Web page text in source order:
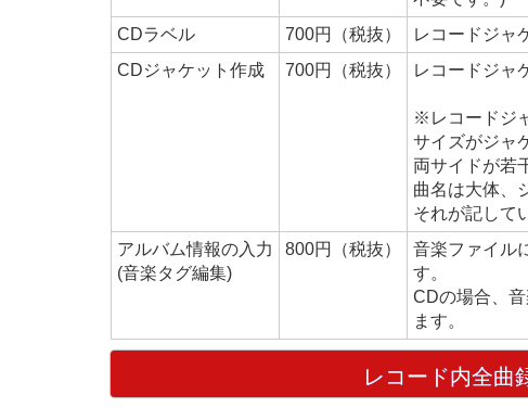
CDラベル
700円（税抜）
レコードジャ
CDジャケット作成
700円（税抜） レコードジャ
※レコードジ
サイズがジャ
両サイドが若
曲名は大体、
それが記して
アルバム情報の入力
(音楽タグ編集)
800円（税抜）
音楽ファイル
す。
CDの場合、
ます。
レコード内全曲